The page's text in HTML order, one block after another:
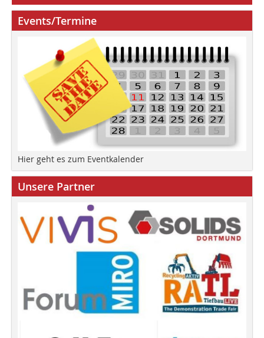
Events/Termine
Hier geht es zum Eventkalender
Unsere Partner